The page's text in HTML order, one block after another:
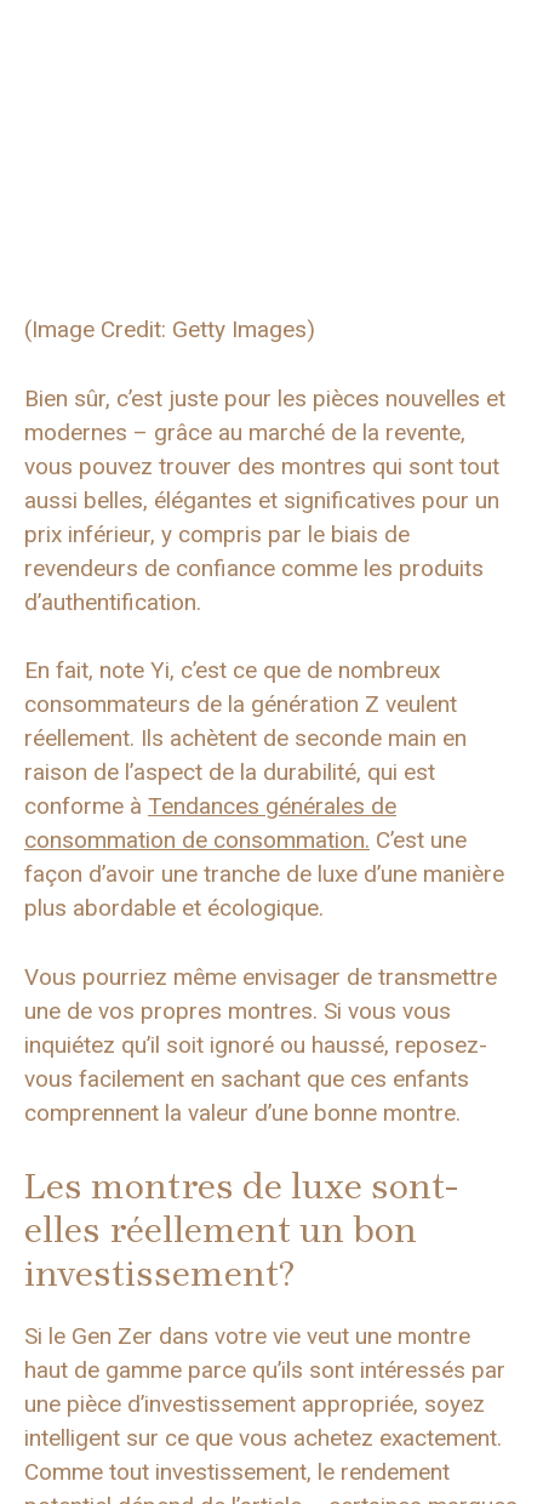
(Image Credit: Getty Images)
Bien sûr, c’est juste pour les pièces nouvelles et
modernes – grâce au marché de la revente,
vous pouvez trouver des montres qui sont tout
aussi belles, élégantes et significatives pour un
prix inférieur, y compris par le biais de
revendeurs de confiance comme les produits
d’authentification.
En fait, note Yi, c’est ce que de nombreux
consommateurs de la génération Z veulent
réellement. Ils achètent de seconde main en
raison de l’aspect de la durabilité, qui est
conforme à Tendances générales de
consommation de consommation. C’est une
façon d’avoir une tranche de luxe d’une manière
plus abordable et écologique.
Vous pourriez même envisager de transmettre
une de vos propres montres. Si vous vous
inquiétez qu’il soit ignoré ou haussé, reposez-
vous facilement en sachant que ces enfants
comprennent la valeur d’une bonne montre.
Les montres de luxe sont-
elles réellement un bon
investissement?
Si le Gen Zer dans votre vie veut une montre
haut de gamme parce qu’ils sont intéressés par
une pièce d’investissement appropriée, soyez
intelligent sur ce que vous achetez exactement.
Comme tout investissement, le rendement